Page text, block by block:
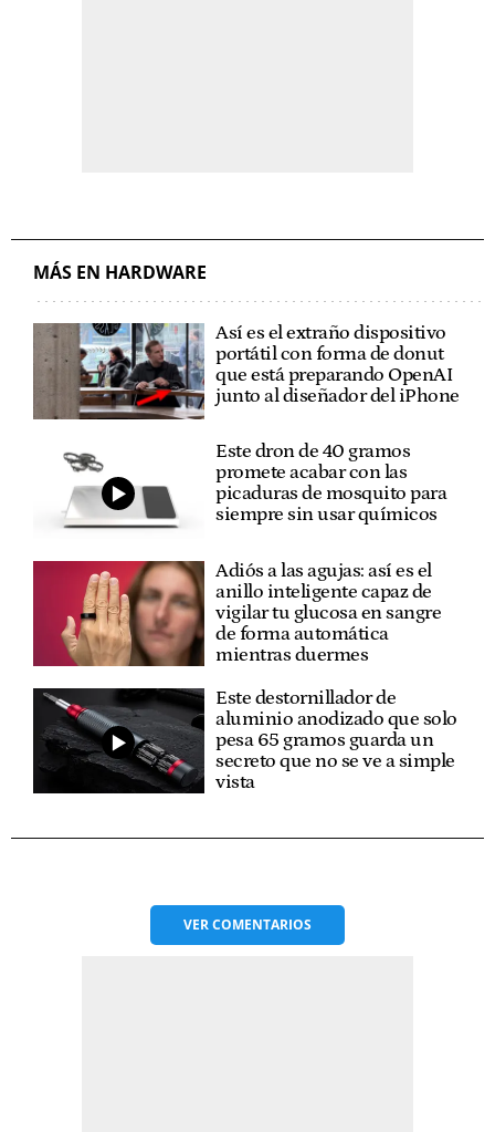
MÁS EN HARDWARE
Así es el extraño dispositivo
portátil con forma de donut
que está preparando OpenAI
junto al diseñador del iPhone
Este dron de 40 gramos
promete acabar con las
picaduras de mosquito para
siempre sin usar químicos
Adiós a las agujas: así es el
anillo inteligente capaz de
vigilar tu glucosa en sangre
de forma automática
mientras duermes
Este destornillador de
aluminio anodizado que solo
pesa 65 gramos guarda un
secreto que no se ve a simple
vista
VERCOMENTARIOS